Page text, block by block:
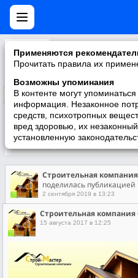
Применяются
Прочитать правила их
Возможны упоминания
В контенте могут
информация. Незаконное
средств, психотропных
вред здоровью, их
установленную
Строительная компания
Подписаться
Участники О группе
поделилась публикацией
2 сентября 2019 в 13:23
Строительная компания
15 августа 2017 в 12:25